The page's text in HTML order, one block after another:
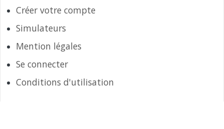
Créer votre compte
Simulateurs
Mention légales
Se connecter
Conditions d'utilisation